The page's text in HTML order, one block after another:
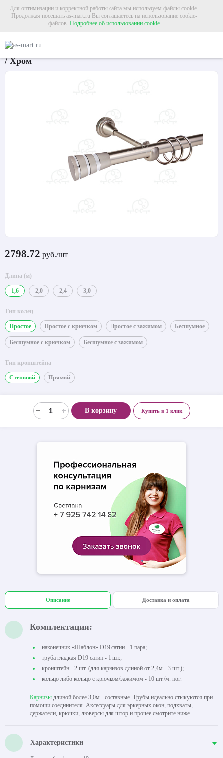
Для оптимизации и корректной работы сайта мы используем файлы cookie.
Продолжая посещать as-mart.ru Вы соглашаетесь на использование cookie-
файлов. Подробнее об использовании cookie
Карниз для штор однорядный «Пегас» Ø19Г Сатин
/ Хром
2798.72 руб./шт
Длина (м)
1,6 2,0 2,4 3,0
Тип колец
Простое Простое с крючком Простое с зажимом Бесшумное
Бесшумное с крючком Бесшумное с зажимом
Тип кронштейна
Стеновой Прямой
В корзину Купить в 1 клик
Описание Доставка и оплата
Комплектация:
наконечник «Шаблон» D19 сатин - 1 пара;
труба гладкая D19 сатин - 1 шт.;
кронштейн - 2 шт. (для карнизов длиной от 2,4м - 3 шт.);
кольцо либо кольцо с крючком/зажимом - 10 шт./м. пог.
Карнизы длиной более 3,0м - составные. Трубы идеально стыкуются при
помощи соединителя. Аксессуары для эркерных окон, подхваты,
держатели, крючки, люверсы для штор и прочее смотрите ниже.
Характеристики